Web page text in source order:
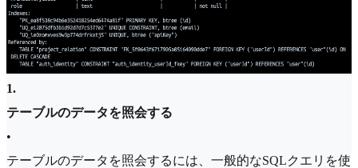
1.
テーブルのデータを照会する
•
テーブルのデータを照会するには、一般的なSQLクエリを使